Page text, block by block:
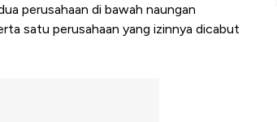
perusahaan di bawah naungan
satu perusahaan yang izinnya dicabut